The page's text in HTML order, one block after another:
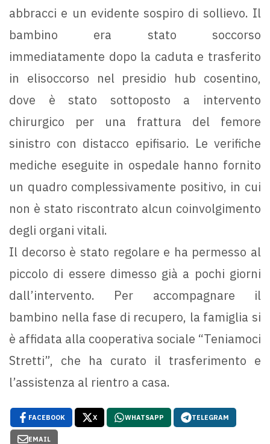
abbracci e un evidente sospiro di sollievo. Il
bambino era stato soccorso
immediatamente dopo la caduta e trasferito
in elisoccorso nel presidio hub cosentino,
dove è stato sottoposto a intervento
chirurgico per una frattura del femore
sinistro con distacco epifisario. Le verifiche
mediche eseguite in ospedale hanno fornito
un quadro complessivamente positivo, in cui
non è stato riscontrato alcun coinvolgimento
degli organi vitali.
Il decorso è stato regolare e ha permesso al
piccolo di essere dimesso già a pochi giorni
dall’intervento. Per accompagnare il
bambino nella fase di recupero, la famiglia si
è affidata alla cooperativa sociale “Teniamoci
Stretti”, che ha curato il trasferimento e
l’assistenza al rientro a casa.
FACEBOOK X WHATSAPP TELEGRAM
EMAIL